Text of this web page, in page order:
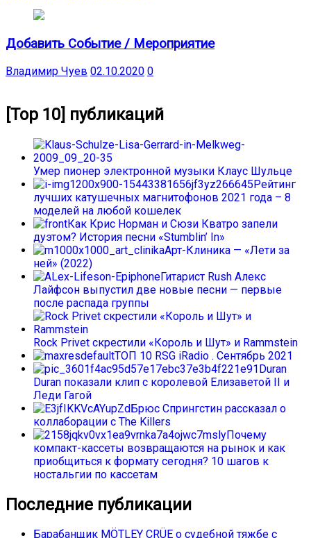
Добавить Событие / Мероприятие
Владимир Чуев 02.10.2020 0
[Top 10] публикаций
Умер пионер электронной музыки Клаус Шульце
Рейтинг
лучших катушечных магнитофонов 2021 года – 8
моделей на любой кошелек
Как Крис Норман и Сюзи Кватро запели
дуэтом? История песни «Stumblin’ In»
Арт-Клиника — «Лети за
ней» (2022)
Гитарист Rush Алекс
Лайфсон выпустил две новые песни — первые
после распада группы
Rock Privet скрестили «Король и Шут» и Rammstein
ТОП 10 RSG iRadio . Сентябрь 2021
Duran
Duran показали клип с королевой Елизаветой II и
Леди Гагой
Брюс Спрингстин рассказал о
коллаборации с The Killers
Почему
компакт-кассеты возвращаются на рынок и как
приобщиться к формату сегодня? 10 шагов к
ностальгии по кассетам
Последние публикации
Барабанщик MÖTLEY CRÜE о судебной тяжбе с